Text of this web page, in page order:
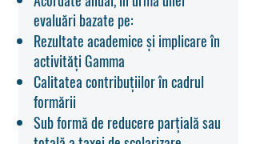
evaluări bazate pe:
Rezultate academice și implicare în
activități Gamma
Calitatea contribuțiilor în cadrul
formării
Sub formă de reducere parțială sau